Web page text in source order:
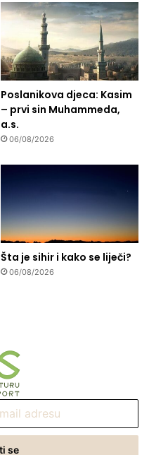
Poslanikova djeca: Kasim
– prvi sin Muhammeda,
a.s.
06/08/2026
Šta je sihir i kako se liječi?
06/08/2026